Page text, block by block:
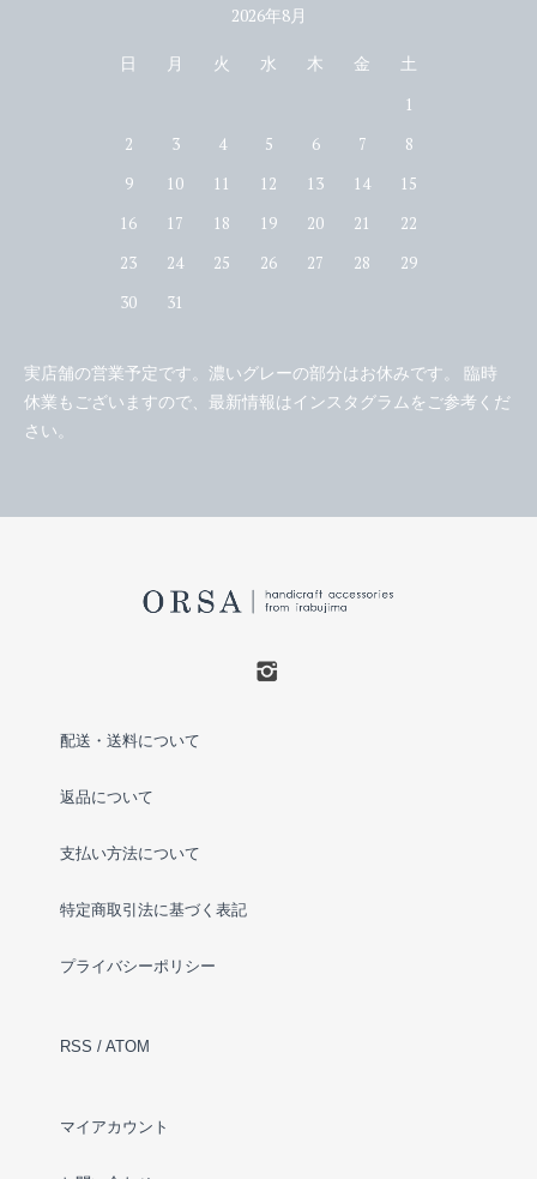
2026年8月
日 月 火 水 木 金 土
1
2
3 4 5 6 7
8
9
10 11 12 13 14
15
16
17 18 19 20 21
22
23
24 25 26 27 28
29
30
31
実店舗の営業予定です。濃いグレーの部分はお休みです。 臨時
休業もございますので、最新情報はインスタグラムをご参考くだ
さい。
配送・送料について
返品について
支払い方法について
特定商取引法に基づく表記
プライバシーポリシー
RSS / ATOM
マイアカウント